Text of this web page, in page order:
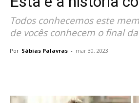
Todos conhecemos este
de vocês conhecem o final
Por Sábias Palavras - mar 30, 2023